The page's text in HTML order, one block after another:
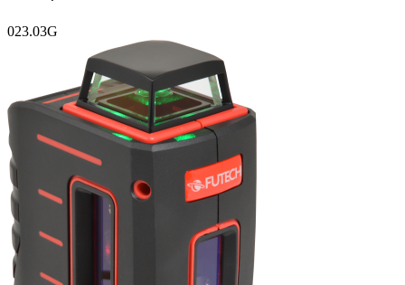
023.03G